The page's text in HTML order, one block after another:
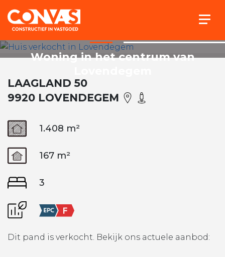
LAAGLAND 50
9920 LOVENDEGEM
1.408 m²
167 m²
3
Dit pand is verkocht. Bekijk ons actuele aanbod:
Woning in het centrum van